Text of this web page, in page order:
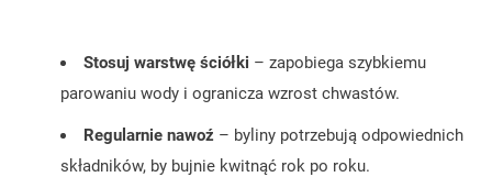
Stosuj warstwę ściółki – zapobiega szybkiemu
parowaniu wody i ogranicza wzrost chwastów.
Regularnie nawoź – byliny potrzebują odpowiednich
składników, by bujnie kwitnąć rok po roku.